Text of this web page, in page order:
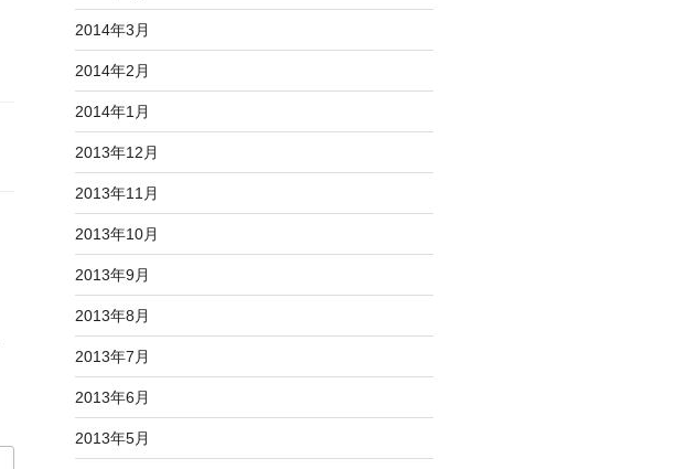
2014年3月
2014年2月
2014年1月
2013年12月
2013年11月
2013年10月
2013年9月
2013年8月
2013年7月
2013年6月
2013年5月